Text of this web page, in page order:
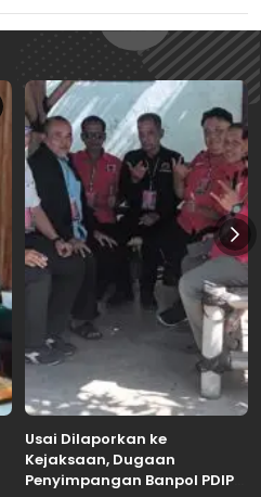
Usai Dilaporkan ke
Kejaksaan, Dugaan
Penyimpangan Banpol PDIP